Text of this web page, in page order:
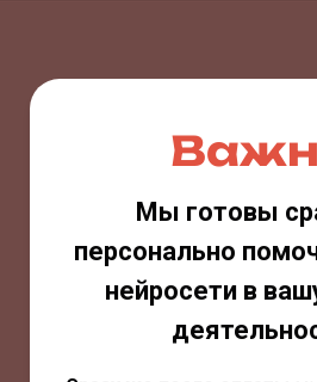
Мы готовы
персонально
нейросети в